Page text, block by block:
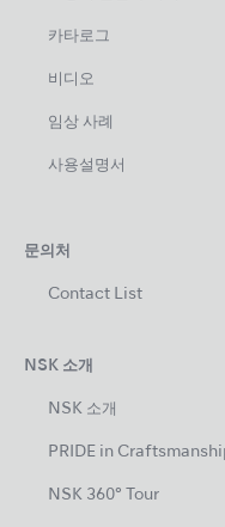
카타로그
비디오
임상 사례
사용설명서
문의처
Contact List
NSK 소개
NSK 소개
PRIDE in
NSK 360° Tour